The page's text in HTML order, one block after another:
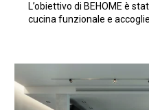
L’obiettivo di BEHOME è
cucina funzionale e